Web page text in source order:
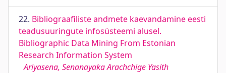
22. Bibliograafiliste andmete kaevandamine eesti
teadusuuringute infosüsteemi alusel.
Bibliographic Data Mining From Estonian
Research Information System
Ariyasena, Senanayaka Arachchige Yasith